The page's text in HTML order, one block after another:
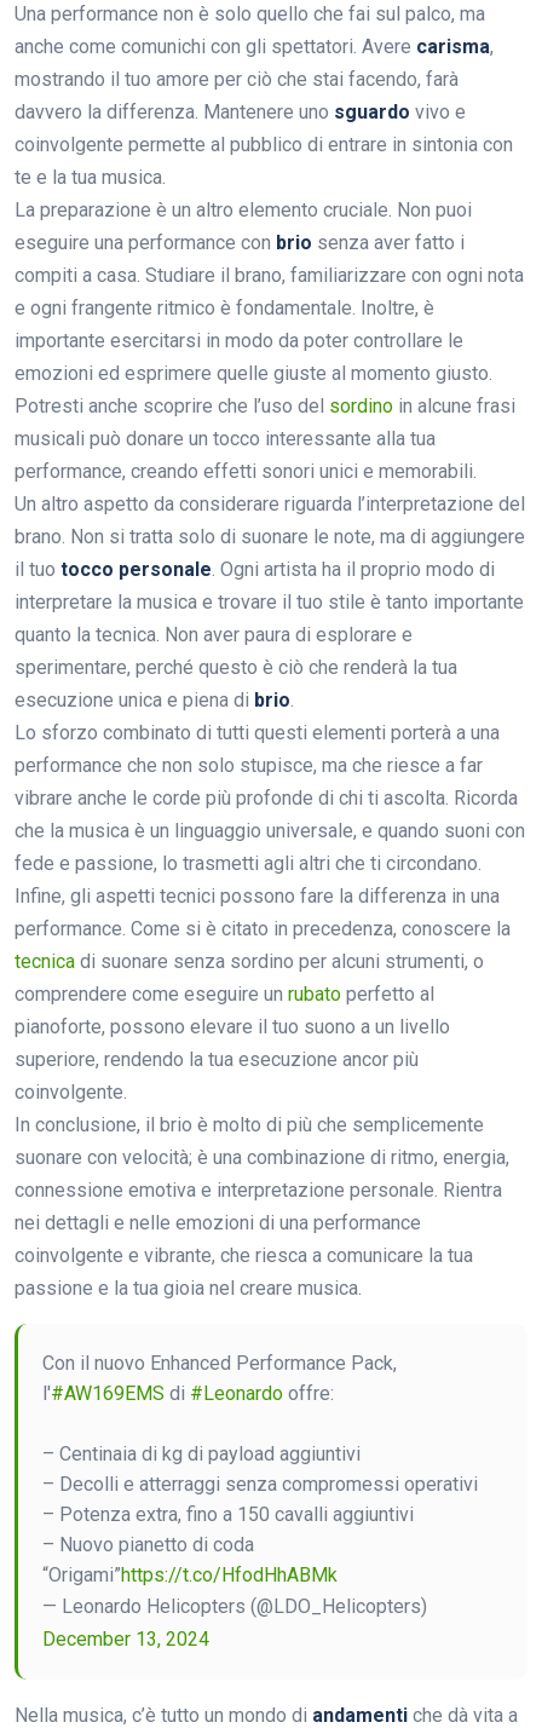
Una performance non è solo quello che fai sul palco, ma
anche come comunichi con gli spettatori. Avere carisma,
mostrando il tuo amore per ciò che stai facendo, farà
davvero la differenza. Mantenere uno sguardo vivo e
coinvolgente permette al pubblico di entrare in sintonia con
te e la tua musica.
La preparazione è un altro elemento cruciale. Non puoi
eseguire una performance con brio senza aver fatto i
compiti a casa. Studiare il brano, familiarizzare con ogni nota
e ogni frangente ritmico è fondamentale. Inoltre, è
importante esercitarsi in modo da poter controllare le
emozioni ed esprimere quelle giuste al momento giusto.
Potresti anche scoprire che l’uso del sordino in alcune frasi
musicali può donare un tocco interessante alla tua
performance, creando effetti sonori unici e memorabili.
Un altro aspetto da considerare riguarda l’interpretazione del
brano. Non si tratta solo di suonare le note, ma di aggiungere
il tuo tocco personale . Ogni artista ha il proprio modo di
interpretare la musica e trovare il tuo stile è tanto importante
quanto la tecnica. Non aver paura di esplorare e
sperimentare, perché questo è ciò che renderà la tua
esecuzione unica e piena di brio
Lo sforzo combinato di tutti questi elementi porterà a una
performance che non solo stupisce, ma che riesce a far
vibrare anche le corde più profonde di chi ti ascolta. Ricorda
che la musica è un linguaggio universale, e quando suoni con
fede e passione, lo trasmetti agli altri che ti circondano.
Infine, gli aspetti tecnici possono fare la differenza in una
performance. Come si è citato in precedenza, conoscere la
tecnica di suonare senza sordino per alcuni strumenti, o
comprendere come eseguire un rubato perfetto al
pianoforte, possono elevare il tuo suono a un livello
superiore, rendendo la tua esecuzione ancor più
coinvolgente.
In conclusione, il brio è molto di più che semplicemente
suonare con velocità; è una combinazione di ritmo, energia,
connessione emotiva e interpretazione personale. Rientra
nei dettagli e nelle emozioni di una performance
coinvolgente e vibrante, che riesca a comunicare la tua
passione e la tua gioia nel creare musica.
Con il nuovo Enhanced Performance Pack,
l'#AW169EMS di #Leonardo offre:
– Centinaia di kg di payload aggiuntivi
– Decolli e atterraggi senza compromessi operativi
– Potenza extra, fino a 150 cavalli aggiuntivi
– Nuovo pianetto di coda
“Origami”https://t.co/HfodHhABMk
— Leonardo Helicopters (@LDO_Helicopters)
December 13, 2024
Nella musica, c’è tutto un mondo di andamenti che dà vita a